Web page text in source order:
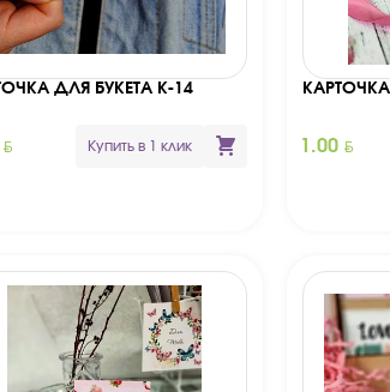
ДЛЯ БУКЕТА К-14
BYN Купить в 1 клик 1.00BYN